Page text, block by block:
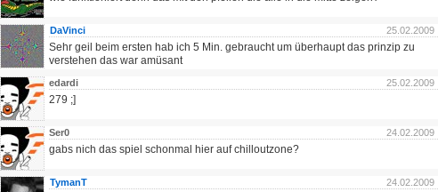
25.02.2009
DaVinci
Sehr geil beim ersten hab ich 5 Min. gebraucht um überhaupt das prinzip zu
verstehen das war amüsant
25.02.2009
edardi
279 ;]
24.02.2009
Ser0
gabs nich das spiel schonmal hier auf chilloutzone?
24.02.2009
TymanT